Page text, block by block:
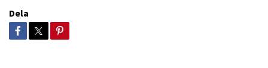
Dela